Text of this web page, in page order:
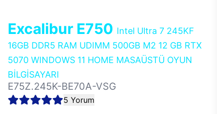
Excalibur E750 Intel Ultra 7 245KF
16GB DDR5 RAM UDIMM 500GB M2 12 GB RTX
5070 WINDOWS 11 HOME MASAÜSTÜ OYUN
BİLGİSAYARI
E75Z.245K-BE70A-VSG
5 Yorum